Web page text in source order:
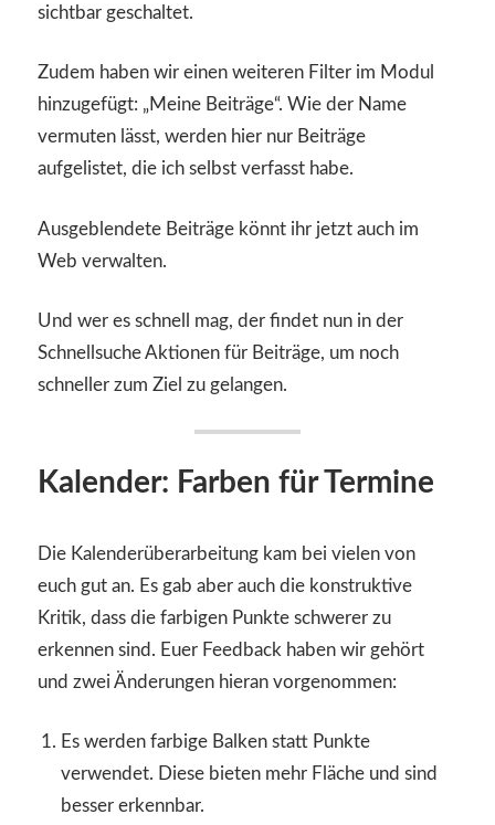
sichtbar geschaltet.
Zudem haben wir einen weiteren Filter im Modul
hinzugefügt: „Meine Beiträge“. Wie der Name
vermuten lässt, werden hier nur Beiträge
aufgelistet, die ich selbst verfasst habe.
Ausgeblendete Beiträge könnt ihr jetzt auch im
Web verwalten.
Und wer es schnell mag, der findet nun in der
Schnellsuche Aktionen für Beiträge, um noch
schneller zum Ziel zu gelangen.
Kalender: Farben für Termine
Die Kalenderüberarbeitung kam bei vielen von
euch gut an. Es gab aber auch die konstruktive
Kritik, dass die farbigen Punkte schwerer zu
erkennen sind. Euer Feedback haben wir gehört
und zwei Änderungen hieran vorgenommen:
Es werden farbige Balken statt Punkte
verwendet. Diese bieten mehr Fläche und sind
besser erkennbar.